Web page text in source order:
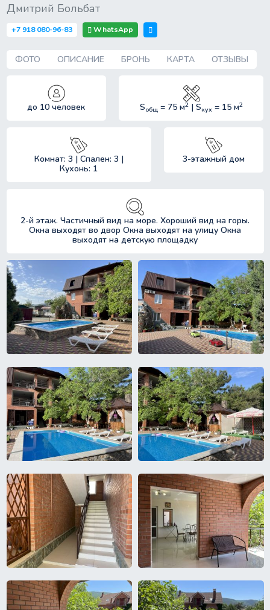
Дмитрий Больбат
+7 918 080-96-83 WhatsApp
ФОТО ОПИСАНИЕ БРОНЬ КАРТА ОТЗЫВЫ
до 10 человек Sобщ = 75 м2| Sкух = 15 м2
Комнат: 3 | Спален: 3 |
Кухонь: 1
3-этажный дом
2-й этаж. Частичный вид на море. Хороший вид на горы.
Окна выходят во двор Окна выходят на улицу Окна
выходят на детскую площадку